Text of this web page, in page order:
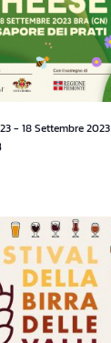
- 18 Settembre 2023